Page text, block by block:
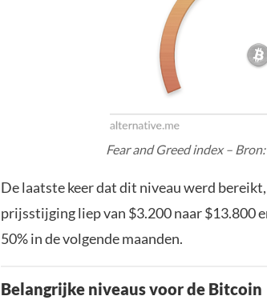
Fear and Greed index – Bron:
De laatste keer dat dit niveau werd
prijsstijging liep van $3.200 naar $13.800
50% in de volgende maanden.
Belangrijke niveaus voor de Bitcoin